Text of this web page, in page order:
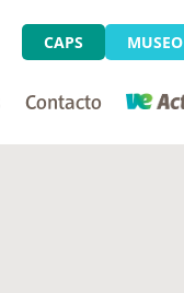
CAPS MUSEO
Contacto